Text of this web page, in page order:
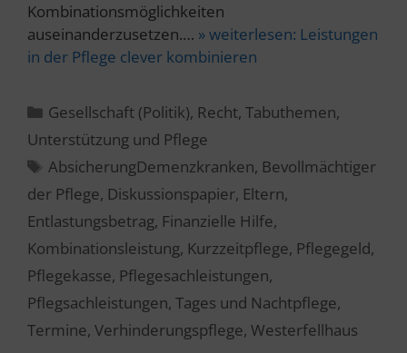
Kombinationsmöglichkeiten
auseinanderzusetzen.… » weiterlesen: Leistungen
in der Pflege clever kombinieren
Kategorien
Gesellschaft (Politik), Recht,Tabuthemen,
Unterstützung und Pflege
Schlagwörter
AbsicherungDemenzkranken, Bevollmächtiger
der Pflege, Diskussionspapier, Eltern,
Entlastungsbetrag, Finanzielle Hilfe,
Kombinationsleistung, Kurzzeitpflege, Pflegegeld,
Pflegekasse, Pflegesachleistungen,
Pflegsachleistungen, Tages und Nachtpflege,
Termine, Verhinderungspflege, Westerfellhaus